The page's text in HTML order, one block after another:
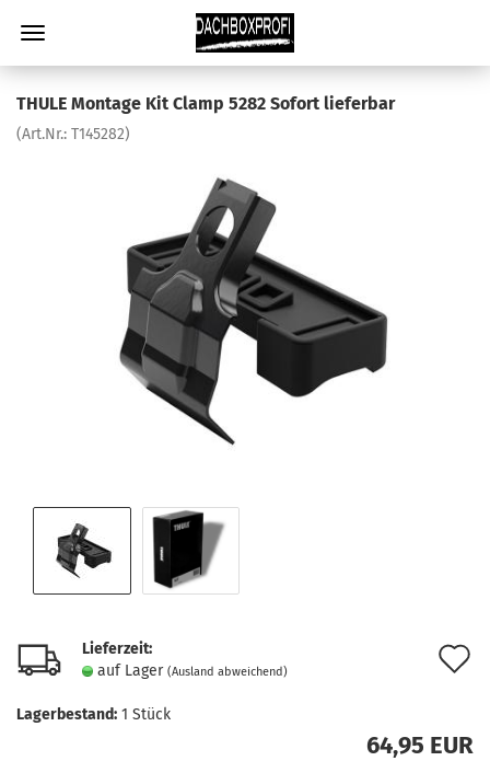
THULE Montage Kit Clamp 5282 Sofort lieferbar
(Art.Nr.: T145282)
Lieferzeit:
auf Lager (Ausland abweichend)
Lagerbestand: 1 Stück
64,95 EUR